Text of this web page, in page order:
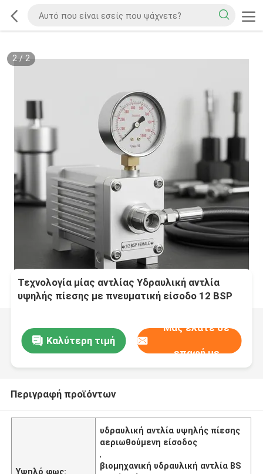
2/ 2
Τεχνολογία μίας αντλίας Υδραυλική αντλία
υψηλής πίεσης με πνευματική είσοδο 12 BSP
Καλύτερη τιμή
Μας ελάτε σε
επαφή με
Περιγραφή προϊόντων
Υψηλό φως:
υδραυλική αντλία υψηλής πίεσης
αεριωθούμενη είσοδος
,
βιομηχανική υδραυλική αντλία BS